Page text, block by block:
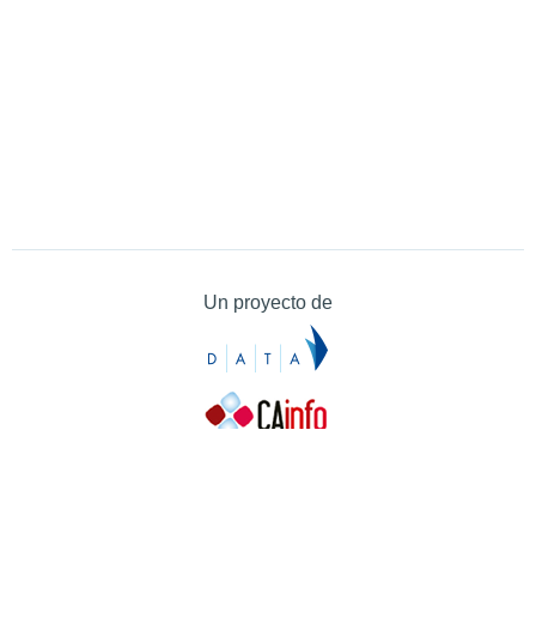
Un proyecto de